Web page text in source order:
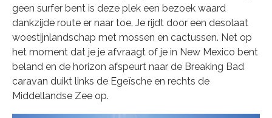
geen surfer bent is deze plek een bezoek waard
dankzijde route er naar toe. Je rijdt door een desolaat
woestijnlandschap met mossen en cactussen. Net op
het moment dat je je afvraagt of je in New Mexico bent
beland en de horizon afspeurt naar de Breaking Bad
caravan duikt links de Egeïsche en rechts de
Middellandse Zee op.